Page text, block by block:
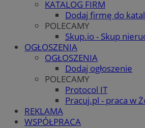
KATALOG FIRM
Dodaj firmę do
POLECAMY
Skup.io - Skup
OGŁOSZENIA
OGŁOSZENIA
Dodaj ogłoszenie
POLECAMY
Protocol IT
Pracuj.pl - praca w
REKLAMA
WSPÓŁPRACA